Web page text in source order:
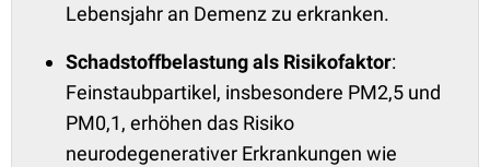
Lebensjahr an Demenz zu erkranken.
Schadstoffbelastung als Risikofaktor:
Feinstaubpartikel, insbesondere PM2,5 und
PM0,1, erhöhen das Risiko
neurodegenerativer Erkrankungen wie